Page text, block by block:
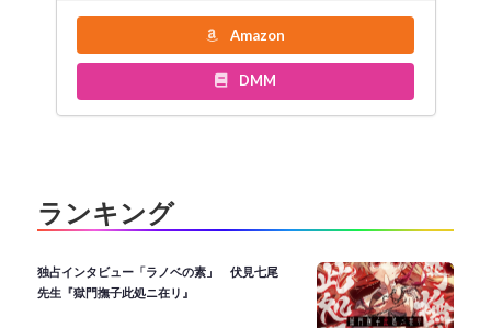
Amazon
DMM
ランキング
独占インタビュー「ラノベの素」 伏見七尾
先生『獄門撫子此処ニ在リ』